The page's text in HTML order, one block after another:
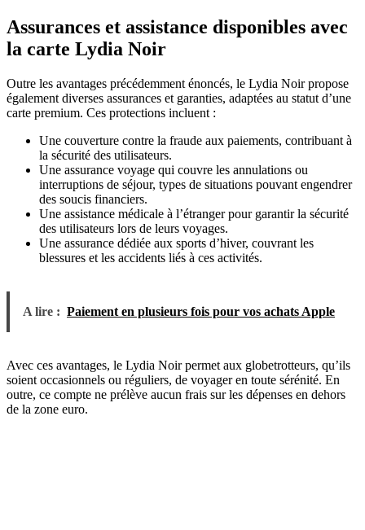
Assurances et assistance disponibles avec
la carte Lydia Noir
Outre les avantages précédemment énoncés, le Lydia Noir propose
également diverses assurances et garanties, adaptées au statut d’une
carte premium. Ces protections incluent :
Une couverture contre la fraude aux paiements, contribuant à
la sécurité des utilisateurs.
Une assurance voyage qui couvre les annulations ou
interruptions de séjour, types de situations pouvant engendrer
des soucis financiers.
Une assistance médicale à l’étranger pour garantir la sécurité
des utilisateurs lors de leurs voyages.
Une assurance dédiée aux sports d’hiver, couvrant les
blessures et les accidents liés à ces activités.
A lire : Paiement en plusieurs fois pour vos achats Apple
Avec ces avantages, le Lydia Noir permet aux globetrotteurs, qu’ils
soient occasionnels ou réguliers, de voyager en toute sérénité. En
outre, ce compte ne prélève aucun frais sur les dépenses en dehors
de la zone euro.